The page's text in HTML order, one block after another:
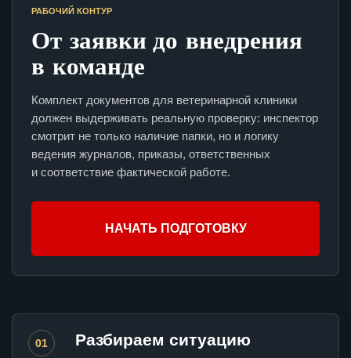
РАБОЧИЙ КОНТУР
От заявки до внедрения
в команде
Комплект документов для ветеринарной клиники
должен выдерживать реальную проверку: инспектор
смотрит не только наличие папки, но и логику
ведения журналов, приказы, ответственных
и соответствие фактической работе.
НАЧАТЬ ПОДГОТОВКУ
01 Разбираем ситуацию